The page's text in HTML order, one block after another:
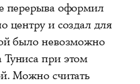
перерыва оформил
центру и создал для
было невозможно
при этом
Можно считать